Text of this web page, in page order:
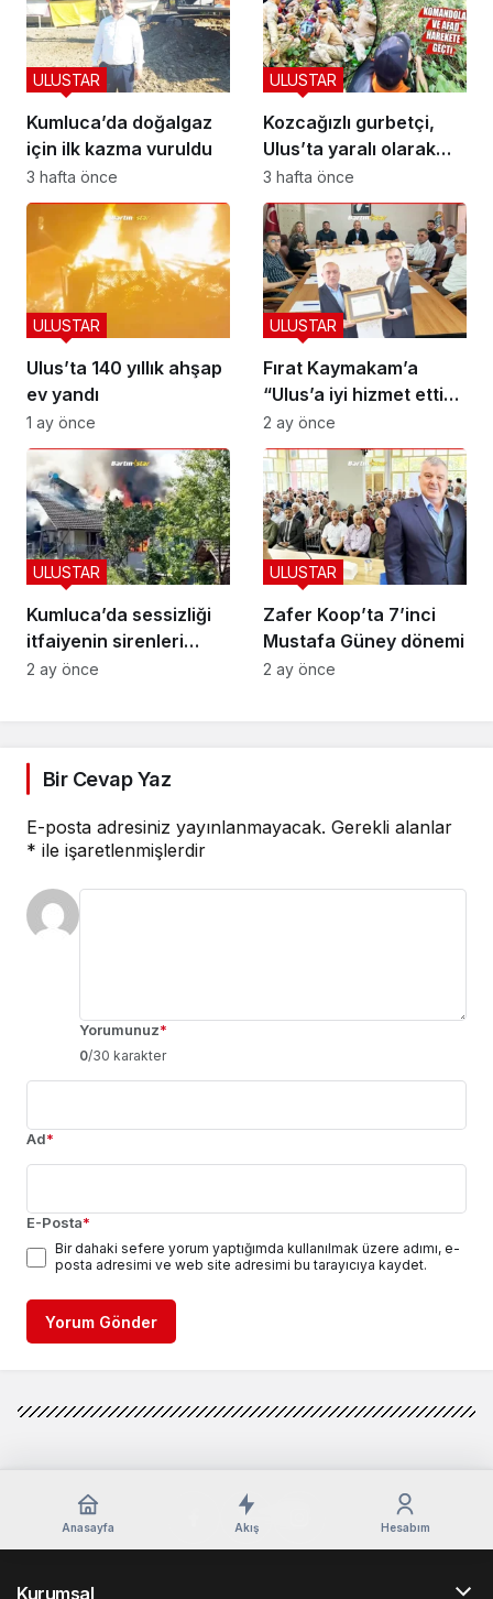
Kumluca’da doğalgaz
için ilk kazma vuruldu
ULUSTAR
3 hafta önce
Kozcağızlı gurbetçi,
Ulus’ta yaralı olarak
kurtarıldı
ULUSTAR
3 hafta önce
Ulus’ta 140 yıllık ahşap
ev yandı
ULUSTAR
1 ay önce
Fırat Kaymakam’a
“Ulus’a iyi hizmet ettin”
beratı
ULUSTAR
2 ay önce
Kumluca’da sessizliği
itfaiyenin sirenleri
bozdu
ULUSTAR
2 ay önce
Zafer Koop’ta 7’inci
Mustafa Güney dönemi
ULUSTAR
2 ay önce
Bir Cevap Yaz
E-posta adresiniz yayınlanmayacak. Gerekli alanlar
* ile işaretlenmişlerdir
Yorumunuz*
0/30 karakter
Ad*
E-Posta*
Bir dahaki sefere yorum yaptığımda kullanılmak üzere adımı, e-
posta adresimi ve web site adresimi bu tarayıcıya kaydet.
Yorum Gönder
Anasayfa Akış Hesabım
Kurumsal